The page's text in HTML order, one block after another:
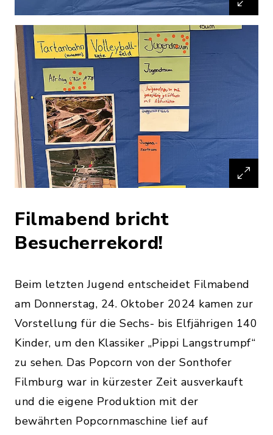
Filmabend bricht
Besucherrekord!
Beim letzten Jugend entscheidet Filmabend
am Donnerstag, 24. Oktober 2024 kamen zur
Vorstellung für die Sechs- bis Elfjährigen 140
Kinder, um den Klassiker „Pippi Langstrumpf“
zu sehen. Das Popcorn von der Sonthofer
Filmburg war in kürzester Zeit ausverkauft
und die eigene Produktion mit der
bewährten Popcornmaschine lief auf